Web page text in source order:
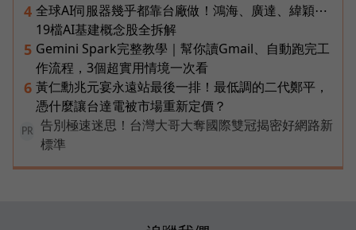
4 全球AI伺服器幾乎都靠台廠做！鴻海、廣達、緯穎⋯
19檔AI基建概念股全拆解
5 Gemini Spark完整教學｜幫你讀Gmail、自動跑完工
作流程，3個超實用情境一次看
6 黃仁勳兆元宴永遠站最後一排！最低調的二代鄭平，
憑什麼讓台達電被市場重新定價？
PR
告別極速迷思！台灣大哥大奪國際雙冠揭密好網路新
標準